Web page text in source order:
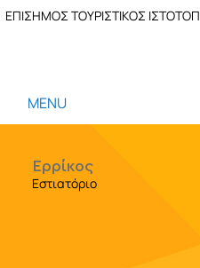
ΕΠΙΣΗΜΟΣ ΤΟΥΡΙΣΤΙΚΟΣ
MENU
Ερρίκος
Εστιατόριο